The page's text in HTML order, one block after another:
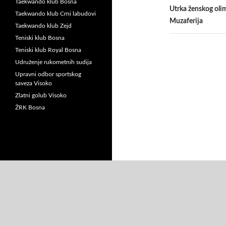
Utrka ženskog
Muzaferija
Taekwando klub Bosna
Taekwando klub Crni labudovi
Taekwando klub Zejd
Teniski klub Bosna
Teniski klub Royal Bosna
Udruženje rukometnih sudija
Upravni odbor sportskog
saveza Visoko
Zlatni golub Visoko
ŽRK Bosna